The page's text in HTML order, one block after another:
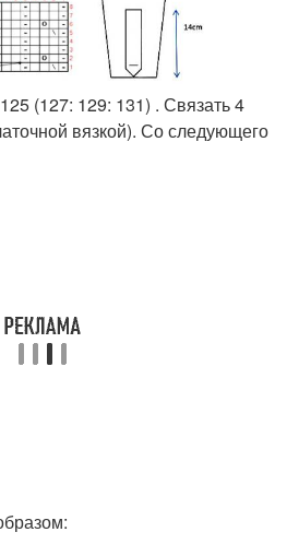
(127: 129: 131) . Связать 4
вязкой). Со следующего